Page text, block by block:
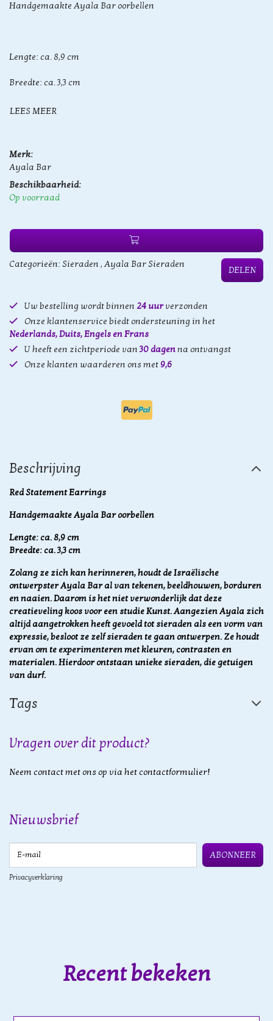
Handgemaakte Ayala Bar oorbellen
Lengte: ca. 8,9 cm
Breedte: ca. 3,3 cm
LEES MEER
Merk:
Ayala Bar
Beschikbaarheid:
Op voorraad
Categorieën: Sieraden , Ayala Bar Sieraden
DELEN
Uw bestelling wordt binnen 24 uurverzonden
Onze klantenservice biedt ondersteuning in het
Nederlands, Duits, Engels en Frans
U heeft een zichtperiode van30 dagenna ontvangst
Onze klanten waarderen ons met 9,6
Beschrijving
Red Statement Earrings
Handgemaakte Ayala Bar oorbellen
Lengte: ca. 8,9 cm
Breedte: ca. 3,3 cm
Zolang ze zich kan herinneren, houdt de Israëlische
ontwerpster Ayala Bar al van tekenen, beeldhouwen, borduren
en naaien. Daarom is het niet verwonderlijk dat deze
creatieveling koos voor een studie Kunst. AangezienAyala zich
altijd aangetrokken heeft gevoeld tot sieraden als een vorm van
expressie, besloot ze zelf sieraden te gaan ontwerpen. Ze houdt
ervan om te experimenteren met kleuren, contrasten en
materialen. Hierdoorontstaan unieke sieraden, die getuigen
van durf.
Tags
Vragen over dit product?
Neem contact met ons op via het contactformulier!
Nieuwsbrief
ABONNEER
Privacyverklaring
Recent bekeken